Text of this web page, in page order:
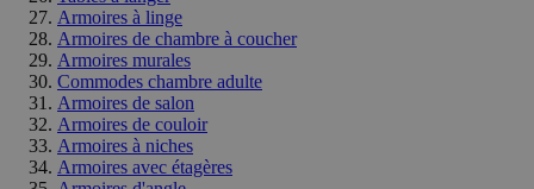
Armoires à linge
Armoires de chambre à coucher
Armoires murales
Commodes chambre adulte
Armoires de salon
Armoires de couloir
Armoires à niches
Armoires avec étagères